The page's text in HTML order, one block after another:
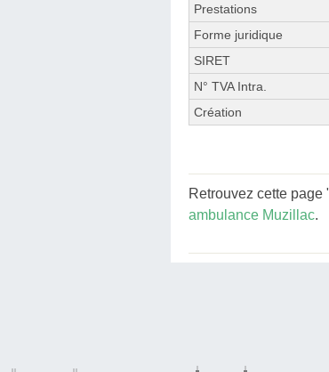
Prestations
Forme juridique
SIRET
N° TVA Intra.
Création
Retrouvez cette
ambulance Muzillac.